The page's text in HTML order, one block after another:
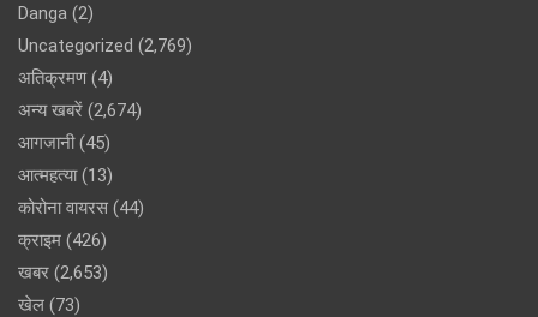
Danga (2)
Uncategorized (2,769)
अतिक्रमण(4)
अन्य खबरें (2,674)
आगजानी(45)
आत्महत्या(13)
कोरोना वायरस (44)
क्राइम (426)
खबर (2,653)
खेल (73)